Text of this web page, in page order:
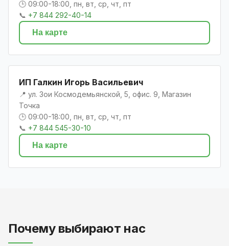
🕒 09:00-18:00, пн, вт, ср, чт, пт
📞 +7 844 292-40-14
На карте
ИП Галкин Игорь Васильевич
📍 ул. Зои Космодемьянской, 5, офис. 9, Магазин
Точка
🕒 09:00-18:00, пн, вт, ср, чт, пт
📞 +7 844 545-30-10
На карте
Почему выбирают нас